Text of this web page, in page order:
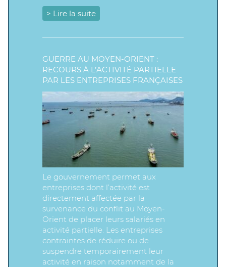
> Lire la suite
GUERRE AU MOYEN-ORIENT :
RECOURS À L’ACTIVITÉ PARTIELLE
PAR LES ENTREPRISES FRANÇAISES
Le gouvernement permet aux
entreprises dont l’activité est
directement affectée par la
survenance du conflit au Moyen-
Orient de placer leurs salariés en
activité partielle. Les entreprises
contraintes de réduire ou de
suspendre temporairement leur
activité en raison notamment de la